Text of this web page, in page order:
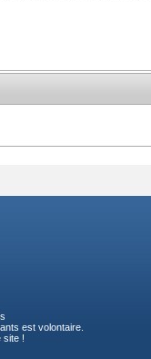
est volontaire.
site !